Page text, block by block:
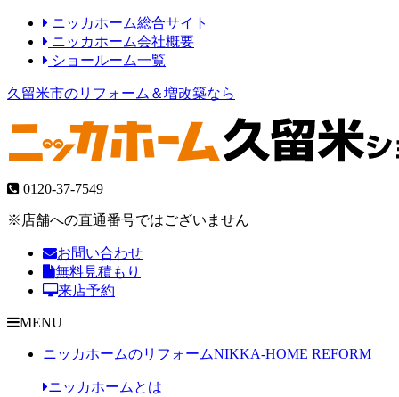
ニッカホーム総合サイト
ニッカホーム会社概要
ショールーム一覧
久留米市のリフォーム＆増改築なら
0120-37-7549
※店舗への直通番号ではございません
お問い合わせ
無料見積もり
来店予約
MENU
ニッカホームのリフォームNIKKA-HOME REFORM
ニッカホームとは